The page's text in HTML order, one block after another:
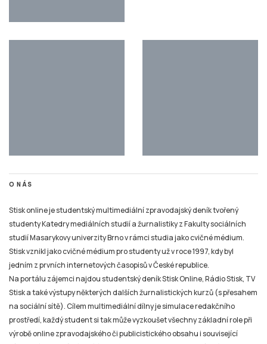
jedním z prvních internetových časopisů v České republice.
Stisk a také výstupy některých dalších žurnalistických kurzů (s přesahem
na sociální sítě). Cílem multimediální dílny je simulace redakčního
prostředí, každý student si tak může vyzkoušet všechny základní role při
výrobě online zpravodajského či publicistického obsahu i související
působení na sociálních sítích a připravit se tak na praxi v různých typech
médií.
TIRÁŽ
Tiskové zprávy a náměty pro tvorbu žurnalistických materiálů pro Online